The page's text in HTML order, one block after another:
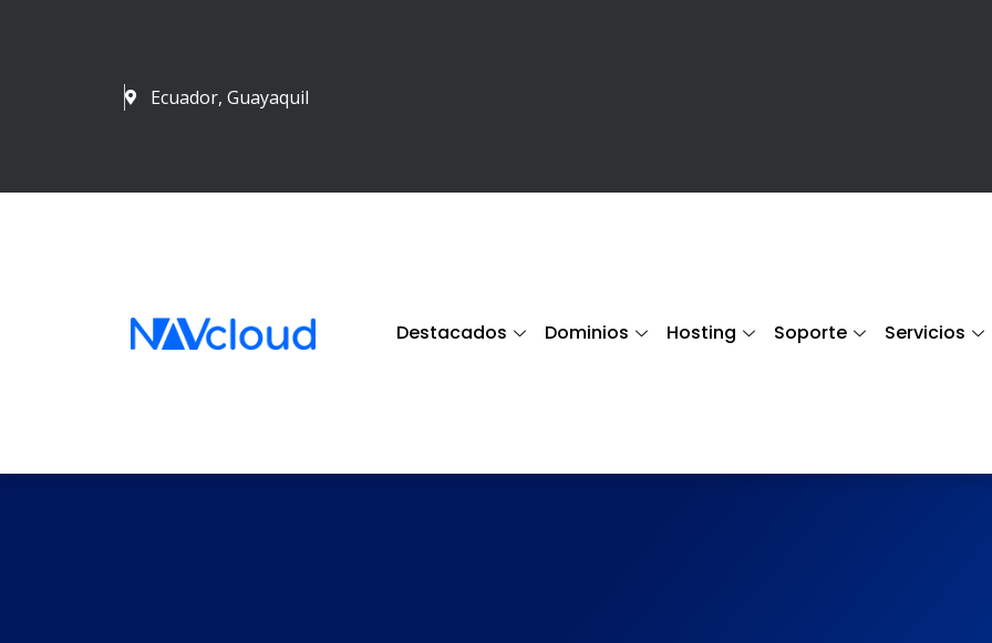
Ecuador, Guayaquil
Destacados Dominios Hosting Soporte Servicios